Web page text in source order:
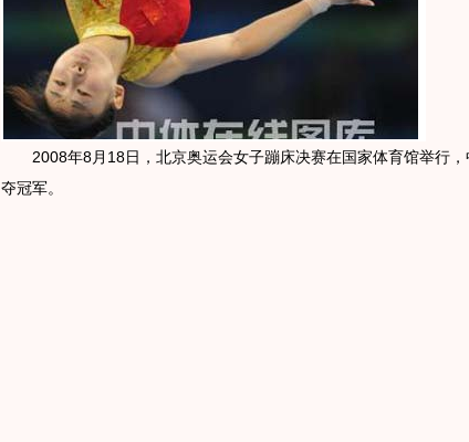
2008年8月18日，北京奥运会女子蹦床决赛在国家体育馆举行，
夺冠军。